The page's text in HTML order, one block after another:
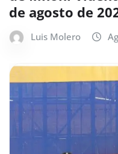
de agosto de
Luis Molero